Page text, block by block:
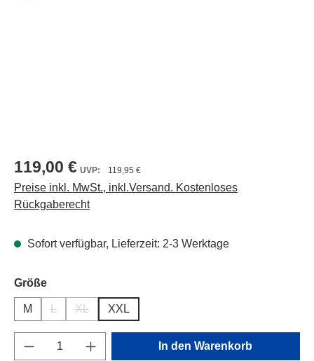
119,00 € 119,95 €
Preise inkl. MwSt., inkl.Versand. Kostenloses
Rückgaberecht
Sofort verfügbar, Lieferzeit: 2-3 Werktage
Größeauswählen
M L
(Diese Option ist zurzeit nicht verfügbar.)
XL
(Diese Option ist zurzeit nicht verfügbar.)
XXL
Produkt Anzahl: Gib den gewünschten
In den Warenkorb